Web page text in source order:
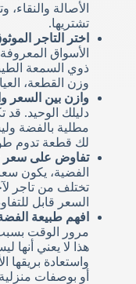
الأصالة
تشتريها.
اختر التاجر
الأسواق
ذوي السمعة
وزن القطعة،
وازن بين السعر
دليلك الوحيد.
مطلية بالفضة
لك قطعة تدوم
تفاوض على سعر
الفضية، يكون
تختلف من تاجر
السعر قابل
افهم طبيعة
مرور الوقت
هذا لا يعني أنها
واستعادة
أو بوصفات